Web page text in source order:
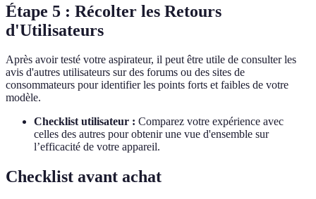
Étape 5 : Récolter les Retours
d'Utilisateurs
Après avoir testé votre aspirateur, il peut être utile de consulter les
avis d'autres utilisateurs sur des forums ou des sites de
consommateurs pour identifier les points forts et faibles de votre
modèle.
Checklist utilisateur : Comparez votre expérience avec
celles des autres pour obtenir une vue d'ensemble sur
l’efficacité de votre appareil.
Checklist avant achat